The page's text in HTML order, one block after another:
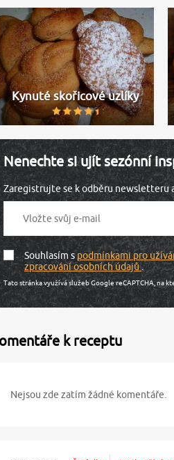
Kynuté skořicové uzlíky
Nenechte si ujít sezónní
Zaregistrujte se k odběru newsletteru
Souhlasím spodmínkami pro
zpracování osobních údajů.
Tato stránka využívá služeb Google reCAPTCHA, na
k receptu
Nejsou zde zatím žádné komentáře.